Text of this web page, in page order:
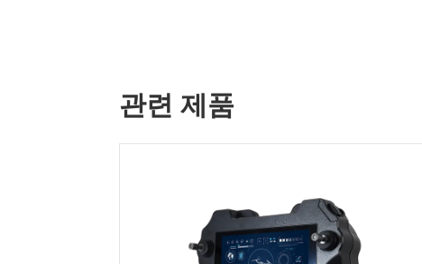
관련 제품